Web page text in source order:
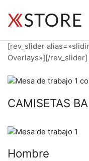
[rev_slider
Overlays»][/rev_slider]
CAMISETAS
Hombre